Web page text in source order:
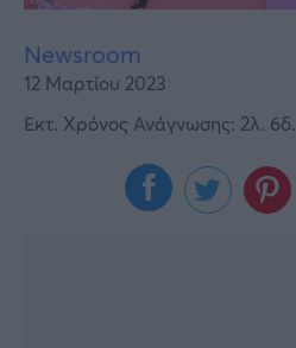
Newsroom
12 Μαρτίου 2023
Εκτ. Χρόνος Ανάγνωσης: 2λ. 6δ.